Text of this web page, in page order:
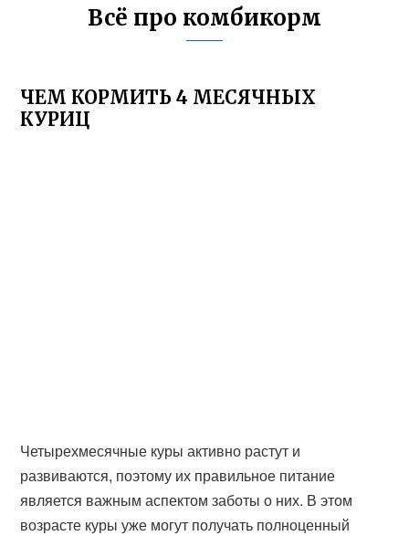
Всё про комбикорм
ЧЕМ КОРМИТЬ 4 МЕСЯЧНЫХ
КУРИЦ
Четырехмесячные куры активно растут и
развиваются, поэтому их правильное питание
является важным аспектом заботы о них. В этом
возрасте куры уже могут получать полноценный